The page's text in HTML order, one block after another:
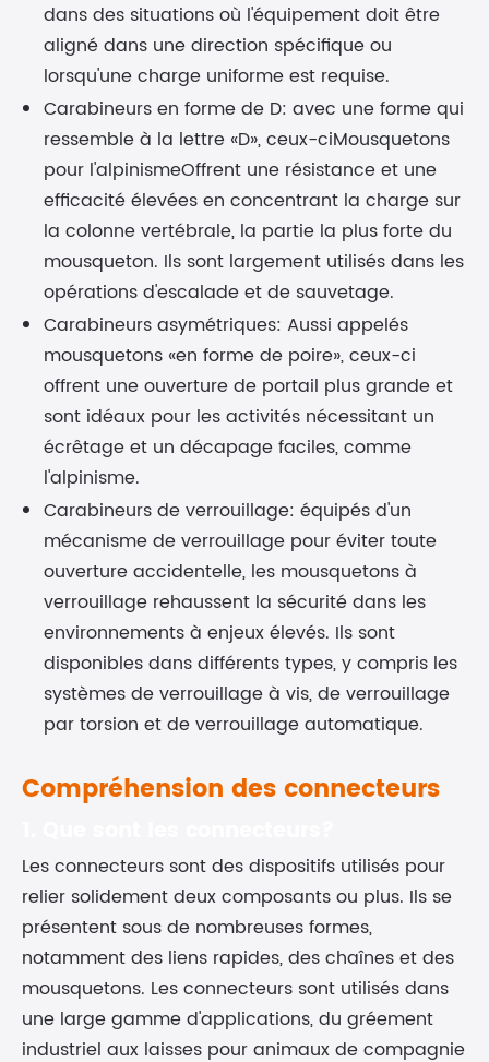
dans des situations où l'équipement doit être
aligné dans une direction spécifique ou
lorsqu'une charge uniforme est requise.
Carabineurs en forme de D: avec une forme qui
ressemble à la lettre «D», ceux-ciMousquetons
pour l'alpinismeOffrent une résistance et une
efficacité élevées en concentrant la charge sur
la colonne vertébrale, la partie la plus forte du
mousqueton. Ils sont largement utilisés dans les
opérations d'escalade et de sauvetage.
Carabineurs asymétriques: Aussi appelés
mousquetons «en forme de poire», ceux-ci
offrent une ouverture de portail plus grande et
sont idéaux pour les activités nécessitant un
écrêtage et un décapage faciles, comme
l'alpinisme.
Carabineurs de verrouillage: équipés d'un
mécanisme de verrouillage pour éviter toute
ouverture accidentelle, les mousquetons à
verrouillage rehaussent la sécurité dans les
environnements à enjeux élevés. Ils sont
disponibles dans différents types, y compris les
systèmes de verrouillage à vis, de verrouillage
par torsion et de verrouillage automatique.
Compréhension des connecteurs
Les connecteurs sont des dispositifs utilisés pour
relier solidement deux composants ou plus. Ils se
présentent sous de nombreuses formes,
notamment des liens rapides, des chaînes et des
mousquetons. Les connecteurs sont utilisés dans
une large gamme d'applications, du gréement
industriel aux laisses pour animaux de compagnie